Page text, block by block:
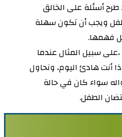
طرح أسئلة على الخالق
ويجب أن تكون سهلة
فهمها.
سبيل المثال عندما
أنت هادئ اليوم، ونحاول
سواء كان في حالة
الطفل.